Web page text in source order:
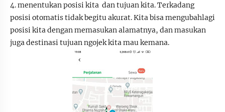
4. menentukan posisi kita dan tujuan kita. Terkadang
posisi otomatis tidak begitu akurat. Kita bisa mengubahlagi
posisi kita dengan memasukan alamatnya, dan masukan
juga destinasi tujuan ngojek kita mau kemana.